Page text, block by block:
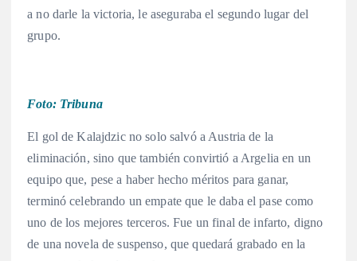
a no darle la victoria, le aseguraba el segundo lugar del
grupo.
Foto: Tribuna
El gol de Kalajdzic no solo salvó a Austria de la
eliminación, sino que también convirtió a Argelia en un
equipo que, pese a haber hecho méritos para ganar,
terminó celebrando un empate que le daba el pase como
uno de los mejores terceros. Fue un final de infarto, digno
de una novela de suspenso, que quedará grabado en la